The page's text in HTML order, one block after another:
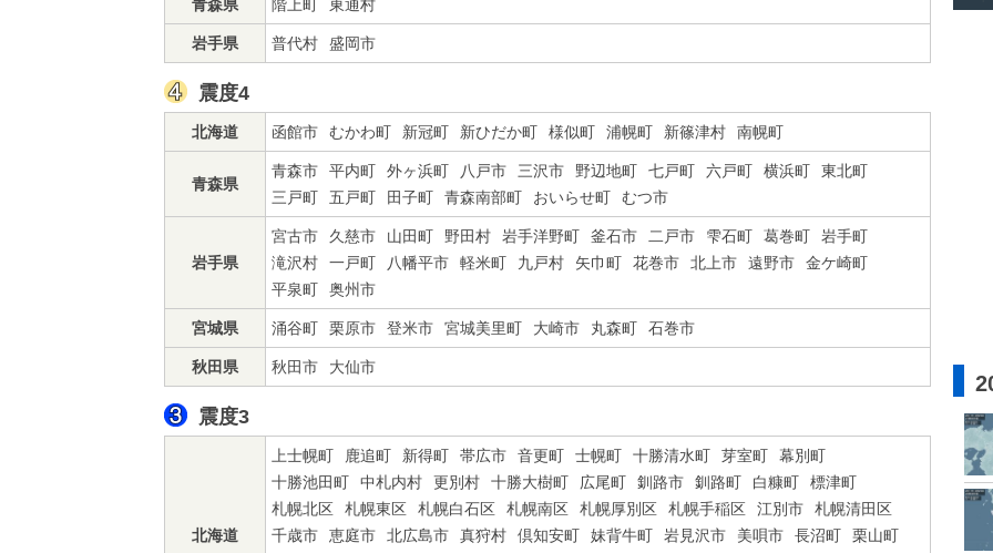
青森県 階上町 東通村
岩手県 普代村 盛岡市
震度4
北海道 函館市 むかわ町 新冠町 新ひだか町 様似町 浦幌町 新篠津村 南幌町
青森県
青森市 平内町 外ヶ浜町 八戸市 三沢市 野辺地町 七戸町 六戸町 横浜町
東北町
三戸町
五戸町 田子町 青森南部町 おいらせ町 むつ市
岩手県
宮古市 久慈市 山田町 野田村 岩手洋野町 釜石市 二戸市 雫石町 葛巻町
岩手町
滝沢村
一戸町 八幡平市 軽米町 九戸村 矢巾町 花巻市 北上市 遠野市
金ケ崎町
平泉町
奥州市
宮城県 涌谷町 栗原市 登米市 宮城美里町 大崎市 丸森町 石巻市
秋田県 秋田市 大仙市
震度3
北海道
上士幌町 鹿追町 新得町 帯広市 音更町 士幌町 十勝清水町 芽室町
幕別町
十勝池田町
中札内村 更別村 十勝大樹町 広尾町 釧路市 釧路町 白糠町
標津町
札幌北区
札幌東区 札幌白石区 札幌南区 札幌厚別区 札幌手稲区 江別市
札幌清田区
千歳市
恵庭市 北広島市 真狩村 倶知安町 妹背牛町 岩見沢市 美唄市 長沼町
栗山町